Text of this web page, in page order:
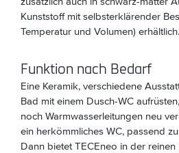
Kunststoff mit selbsterklärender
Temperatur und Volumen) erhältlich.
Funktion nach Bedarf
Eine Keramik, verschiedene
Bad mit einem Dusch-WC
noch Warmwasserleitungen neu
ein herkömmliches WC, passend
Dann bietet TECEneo in der